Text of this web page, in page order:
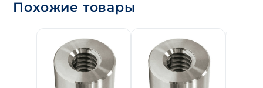
Похожие товары